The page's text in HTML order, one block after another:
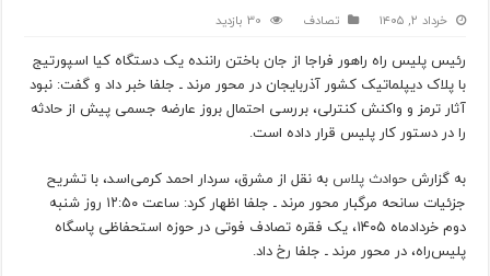
خرداد ۲, ۱۴۰۵ تصادف 30 بازدید
رئیس پلیس راه راهور فراجا از جان باختن راننده یک دستگاه کیا اسپورتیج
با پلاک دیپلماتیک کشور آذربایجان در محور مرند ـ جلفا خبر داد و گفت: نبود
آثار ترمز و واکنش کنترلی، بررسی احتمال بروز عارضه جسمی پیش از حادثه
را در دستور کار پلیس قرار داده است.
به گزارشحوادث پلاس به نقل از مشرق، سردار احمد کرمی‌اسد، با تشریح
جزئیات سانحه مرگبار محور مرند ـ جلفا اظهار کرد: ساعت ۱۲:۵۰ روز شنبه
دوم خردادماه ۱۴۰۵، یک فقره تصادف فوتی در حوزه استحفاظی پاسگاه
پلیس‌راه، در محور مرند ـ جلفا رخ داد.